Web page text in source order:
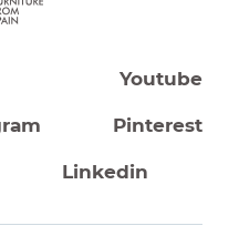
Youtube
Pinterest
Linkedin